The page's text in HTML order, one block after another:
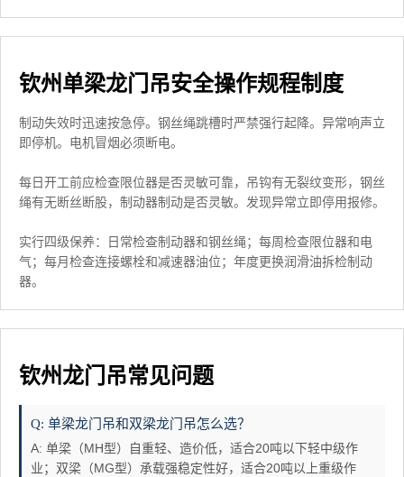
钦州单梁龙门吊安全操作规程制度
制动失效时迅速按急停。钢丝绳跳槽时严禁强行起降。异常响声立
即停机。电机冒烟必须断电。
每日开工前应检查限位器是否灵敏可靠，吊钩有无裂纹变形，钢丝
绳有无断丝断股，制动器制动是否灵敏。发现异常立即停用报修。
实行四级保养：日常检查制动器和钢丝绳；每周检查限位器和电
气；每月检查连接螺栓和减速器油位；年度更换润滑油拆检制动
器。
钦州龙门吊常见问题
Q: 单梁龙门吊和双梁龙门吊怎么选？
A: 单梁（MH型）自重轻、造价低，适合20吨以下轻中级作
业；双梁（MG型）承载强稳定性好，适合20吨以上重级作